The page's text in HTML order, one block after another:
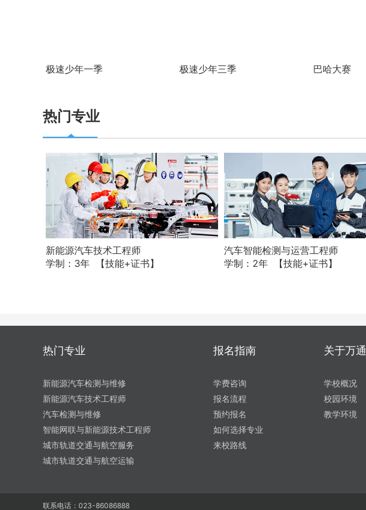
极速少年一季 极速少年三季 巴哈大赛
热门专业
新能源汽车技术工程师
学制：3年 【技能+证书】
汽车智能检测与运营工程师
学制：2年 【技能+证书】
热门专业
新能源汽车检测与维修
新能源汽车技术工程师
汽车检测与维修
智能网联与新能源技术工程师
城市轨道交通与航空服务
城市轨道交通与航空运输
报名指南
学费咨询
报名流程
预约报名
如何选择专业
来校路线
关于万通
学校概况
校园环境
教学环境
联系电话：023-86086888